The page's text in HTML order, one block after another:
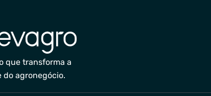
que transforma a
agronegócio.